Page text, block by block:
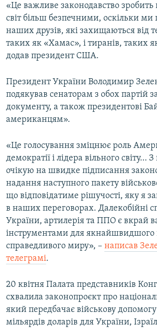
«Це важливе законодавство зробить
світ більш безпечними, оскільки ми
наших друзів, які захищаються від
таких як «Хамас», і тиранів, таких
додав президент США.
Президент України Володимир
подякував сенаторам з обох партій
документу, а також президентові
американцям».
«Це голосування зміцнює роль
демократії і лідера вільного світу…
очікую на швидке підписання
надання наступного пакету
що відповідатиме рішучості, яку я
в наших переговорах. Далекобійні
України, артилерія та ППО є вкрай
інструментами для якнайшвидшого
справедливого миру», – написав
телеграмі.
20 квітня Палата представників
схвалила законопроєкт про
який передбачає військову
мільярдів доларів для України,